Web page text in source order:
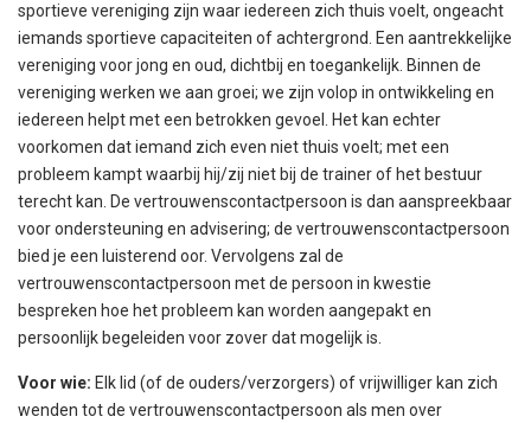
sportieve vereniging zijn waar iedereen zich thuis voelt, ongeacht
iemands sportieve capaciteiten of achtergrond. Een aantrekkelijke
vereniging voor jong en oud, dichtbij en toegankelijk. Binnen de
vereniging werken we aan groei; we zijn volop in ontwikkeling en
iedereen helpt met een betrokken gevoel. Het kan echter
voorkomen dat iemand zich even niet thuis voelt; met een
probleem kampt waarbij hij/zij niet bij de trainer of het bestuur
terecht kan. De vertrouwenscontactpersoon is dan aanspreekbaar
voor ondersteuning en advisering; de vertrouwenscontactpersoon
bied je een luisterend oor. Vervolgens zal de
vertrouwenscontactpersoon met de persoon in kwestie
bespreken hoe het probleem kan worden aangepakt en
persoonlijk begeleiden voor zover dat mogelijk is.
Voor wie: Elk lid (of de ouders/verzorgers) of vrijwilliger kan zich
wenden tot de vertrouwenscontactpersoon als men over